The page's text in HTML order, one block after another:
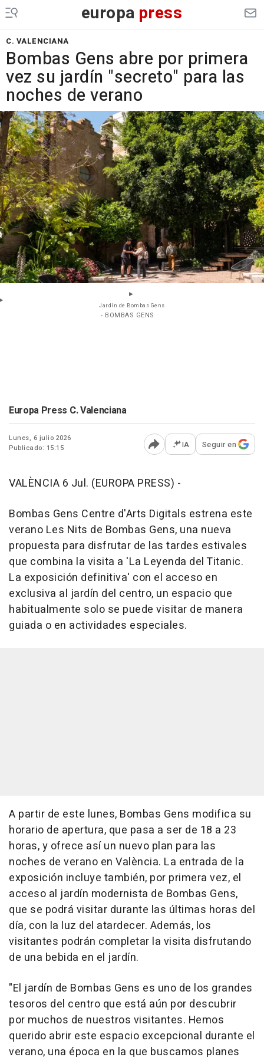
europa press
C. VALENCIANA
Bombas Gens abre por primera
vez su jardín "secreto" para las
noches de verano
Jardín de Bombas Gens
- BOMBAS GENS
Europa Press C. Valenciana
Lunes, 6 julio 2026
Publicado: 15:15
Abrir opciones para
IA Seguir en
VALÈNCIA 6 Jul. (EUROPA PRESS) -
Bombas Gens Centre d'Arts Digitals estrena este
verano Les Nits de Bombas Gens, una nueva
propuesta para disfrutar de las tardes estivales
que combina la visita a 'La Leyenda del Titanic.
La exposición definitiva' con el acceso en
exclusiva al jardín del centro, un espacio que
habitualmente solo se puede visitar de manera
guiada o en actividades especiales.
A partir de este lunes, Bombas Gens modifica su
horario de apertura, que pasa a ser de 18 a 23
horas, y ofrece así un nuevo plan para las
noches de verano en València. La entrada de la
exposición incluye también, por primera vez, el
acceso al jardín modernista de Bombas Gens,
que se podrá visitar durante las últimas horas del
día, con la luz del atardecer. Además, los
visitantes podrán completar la visita disfrutando
de una bebida en el jardín.
"El jardín de Bombas Gens es uno de los grandes
tesoros del centro que está aún por descubrir
por muchos de nuestros visitantes. Hemos
querido abrir este espacio excepcional durante el
verano, una época en la que buscamos planes